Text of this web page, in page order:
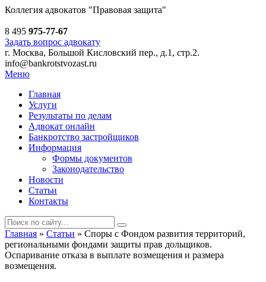
Коллегия адвокатов "Правовая защита"
8 495 975-77-67
Задать вопрос адвокату
г. Москва, Большой Кисловский пер., д.1, стр.2.
info@bankrotstvozast.ru
Меню
Главная
Услуги
Результаты по делам
Адвокат онлайн
Банкротство застройщиков
Информация
Формы документов
Законодательство
Новости
Статьи
Контакты
Главная » Статьи » Споры с Фондом развития территорий,
региональными фондами защиты прав дольщиков.
Оспаривание отказа в выплате возмещения и размера
возмещения.